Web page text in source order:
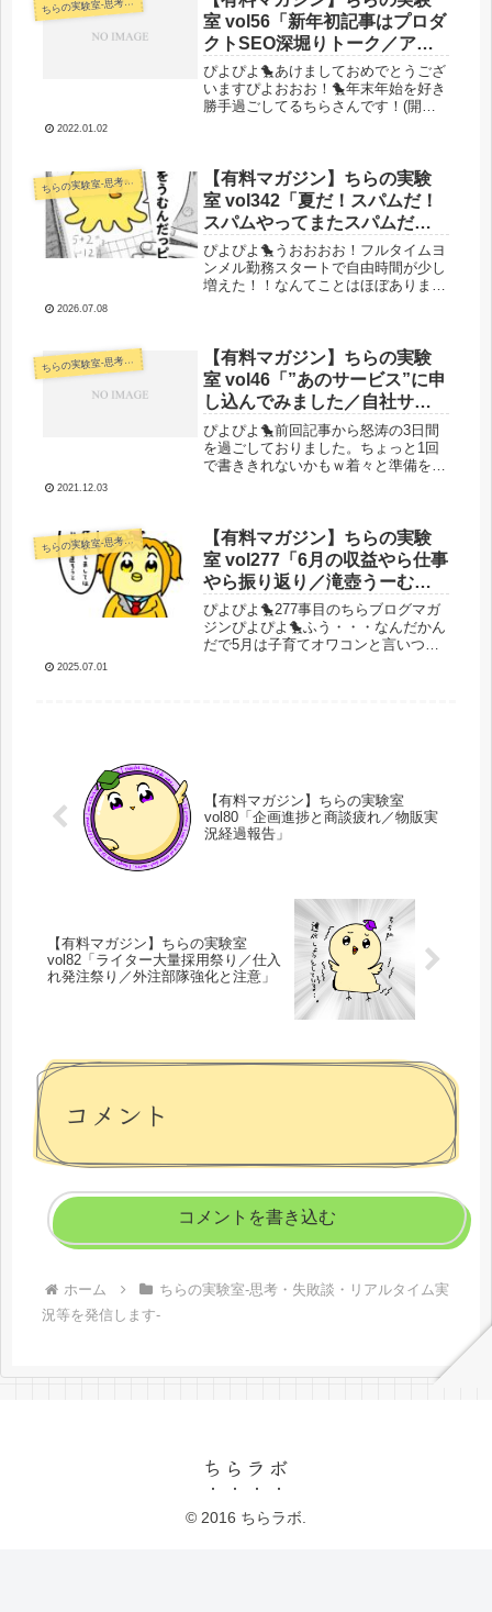
ト...
ち
室 vol56「新年初記事はプロダ
クトSEO深堀りトーク／アク
セスと売り上げ公開」
ぴよぴよ🐤あけましておめでとうござ
いますぴよおおお！🐤年末年始を好き
勝手過ごしてるちらさんです！(開発
言いつつ、振り返り記事をnoteに書...
2022.01.02
ちらの実験室-思考・失敗談・リアルタイム実況等を発信します-
【有料マガジン】ちらの実験
室 vol342「夏だ！スパムだ！
スパムやってまたスパムだあ
あああ！！！！うおおお
お！！！（）」
ぴよぴよ🐤うおおおお！フルタイムヨ
ンメル勤務スタートで自由時間が少し
増えた！！なんてことはほぼありませ
ひもニートなので助かってまーす！(
ﾟ...
2026.07.08
ちらの実験室-思考・失敗談・リアルタイム実況等を発信します-
【有料マガジン】ちらの実験
室 vol46「”あのサービス”に申
し込んでみました／自社サー
ビスの顧客対応に思うこと／
クリスマスパムパーティに向
けて準備中／お前も力学系を
ぴよぴよ🐤前回記事から怒涛の3日間
を過ごしておりました。ちょっと1回
で書ききれないかもｗ着々と準備を進
マスパムのために某サービスに申し...
2021.12.03
ちらの実験室-思考・失敗談・リアルタイム実況等を発信します-
【有料マガジン】ちらの実験
室 vol277「6月の収益やら仕事
やら振り返り／滝壺うーむな
のかいそうなのかい？／控え
めに言って子育てオワコンの
月だった」
ぴよぴよ🐤277事目のちらブログマガ
ジンぴよぴよ🐤ふう・・・なんだかん
だで5月は子育てオワコンと言いつつ
2025.07.01
【有料マガジン】ちらの実験室
vol80「企画進捗と商談疲れ／物販実
況経過報告」
【有料マガジン】ちらの実験室
vol82「ライター大量採用祭り／仕入
れ発注祭り／外注部隊強化と注意」
コメント
コメントを書き込む
ホーム
ちらの実験室-思考・失敗談・リアルタイム実
況等を発信します-
ちらラボ
© 2016 ちらラボ.